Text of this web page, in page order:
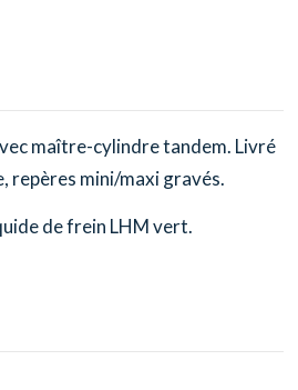
maître-cylindre tandem. Livré
repères mini/maxi gravés.
de frein LHM vert.